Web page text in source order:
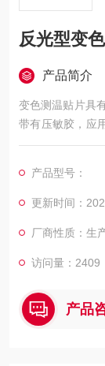
反光型变
产品简介
变色测温贴片具
带有压敏胶，应
备接线端子的连
备外壳的温度。
产品型号：
更新时间：
厂商性质：生
访问量：2409
产品